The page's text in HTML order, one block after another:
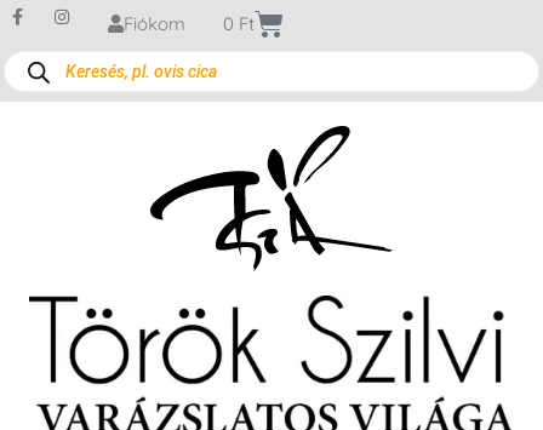
Fiókom 0 Ft